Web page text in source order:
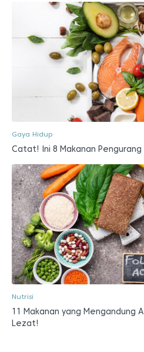
Gaya Hidup
Catat! Ini 8 Makanan
Nutrisi
11 Makanan yang Mengandung
Lezat!